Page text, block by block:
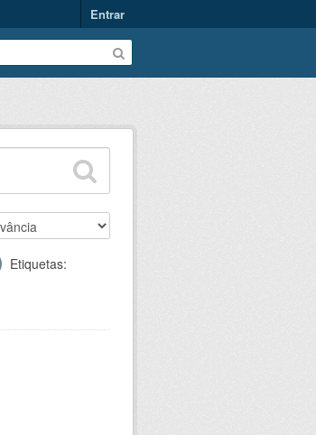
Entrar
Etiquetas: